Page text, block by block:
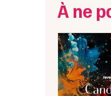
À ne